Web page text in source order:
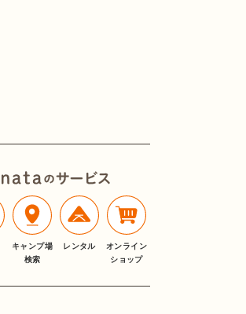
キャンプ場
検索
レンタル
オンライン
ショップ